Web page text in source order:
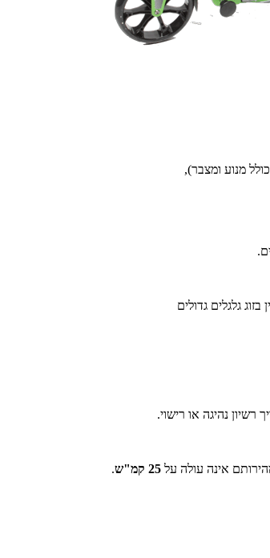
מנוע ומצבר),
נהיגה או רישוי.
אינה עולה על 25 קמ"ש
.